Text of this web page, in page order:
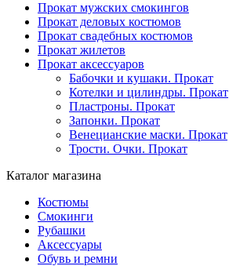
Прокат мужских смокингов
Прокат деловых костюмов
Прокат свадебных костюмов
Прокат жилетов
Прокат аксессуаров
Бабочки и кушаки. Прокат
Котелки и цилиндры. Прокат
Пластроны. Прокат
Запонки. Прокат
Венецианские маски. Прокат
Трости. Очки. Прокат
Каталог магазина
Костюмы
Смокинги
Рубашки
Аксессуары
Обувь и ремни